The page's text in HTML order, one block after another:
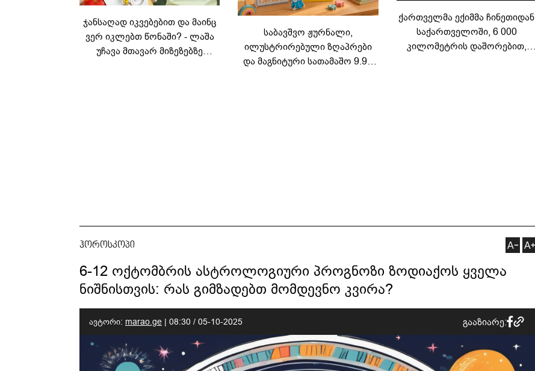
ჯანსაღად იკვებებით და მაინც
ვერ იკლებთ წონაში? - ლაშა
უჩავა მთავარ მიზეზებზე
საბავშვო ჟურნალი,
ილუსტრირებული ზღაპრები
და მაგნიტური სათამაშო 9.90
ქართველმა ექიმმა ჩინეთიდან
საქართველოში, 6 000
კილომეტრის დაშორებით,
ჰოროსკოპი
6-12 ოქტომბრის ასტროლოგიური პროგნოზი ზოდიაქოს ყველა
ნიშნისთვის: რას გიმზადებთ მომდევნო კვირა?
ავტორი: marao.ge | 08:30 / 05-10-2025 გააზიარე: